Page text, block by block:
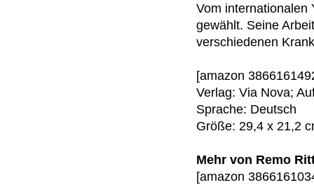
Vom internationalen
gewählt. Seine
verschiedenen
[amazon
Verlag: Via Nova;
Sprache: Deutsch
Größe: 29,4 x 21,2
Mehr von Remo
[amazon